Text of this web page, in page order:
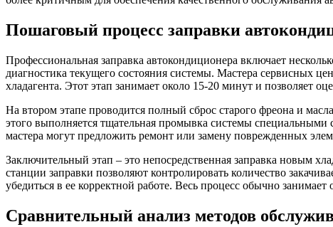
Пошаговый процесс заправки
Профессиональная заправка автокондиционера включает
диагностика текущего состояния системы. Мастера сервисных
хладагента. Этот этап занимает около 15-20 минут и позволяет
На втором этапе проводится полный сброс старого фреона и
этого выполняется тщательная промывка системы
мастера могут предложить ремонт или замену поврежденных
Заключительный этап – это непосредственная заправка новым
станции заправки позволяют контролировать количество
убедиться в ее корректной работе. Весь процесс обычно
Сравнительный анализ методов